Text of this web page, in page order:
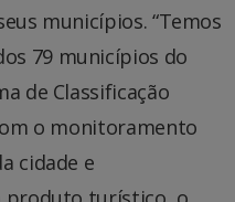
municípios. “Temos
79 municípios do
de Classificação
o monitoramento
cidade e